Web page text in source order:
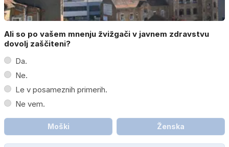
Ali so po vašem mnenju žvižgači v javnem zdravstvu
dovolj zaščiteni?
Da.
Ne.
Le v posameznih primerih.
Ne vem.
Moški Ženska